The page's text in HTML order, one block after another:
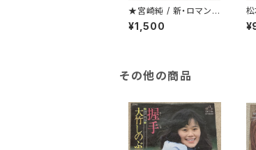
★宮崎純 / 新・ロマンチ
ック
¥1,500
ー
その他の商品